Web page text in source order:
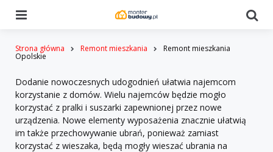
Strona główna Remont mieszkania Remont mieszkania
Opolskie
Dodanie nowoczesnych udogodnień ułatwia najemcom
korzystanie z domów. Wielu najemców będzie mogło
korzystać z pralki i suszarki zapewnionej przez nowe
urządzenia. Nowe elementy wyposażenia znacznie ułatwią
im także przechowywanie ubrań, ponieważ zamiast
korzystać z wieszaka, będą mogły wieszać ubrania na